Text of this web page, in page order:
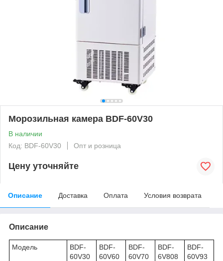
Морозильная камера BDF-60V30
В наличии
Код: BDF-60V30
Опт и розница
Цену уточняйте
Описание Доставка Оплата Условия возврата
Описание
Модель
BDF-
60V30
BDF-
60V60
BDF-
60V70
BDF-
6V808
BDF-
60V93